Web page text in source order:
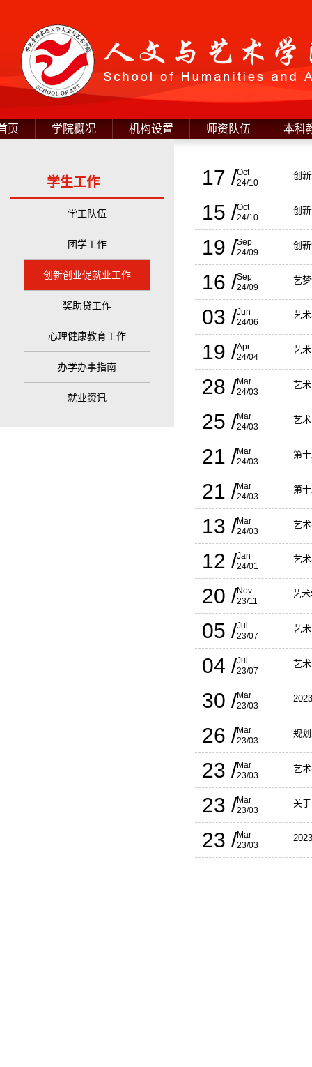
页 学院概况 机构设置 师资队伍 本科
学生工作
学工队伍
团学工作
创新创业促就业工作
奖助贷工作
心理健康教育工作
办学办事指南
就业资讯
17 /Oct
24/10
创
15 /Oct
24/10
创
19 /Sep
24/09
创
16 /Sep
24/09
艺
03 /Jun
24/06
艺
19 /Apr
24/04
艺
28 /Mar
24/03
艺
25 /Mar
24/03
艺
21 /Mar
24/03
第
21 /Mar
24/03
第
13 /Mar
24/03
艺
12 /Jan
24/01
艺
20 /Nov
23/11
艺
05 /Jul
23/07
艺
04 /Jul
23/07
艺
30 /Mar
23/03
26 /Mar
23/03
规
23 /Mar
23/03
艺
23 /Mar
23/03
关
23 /Mar
23/03